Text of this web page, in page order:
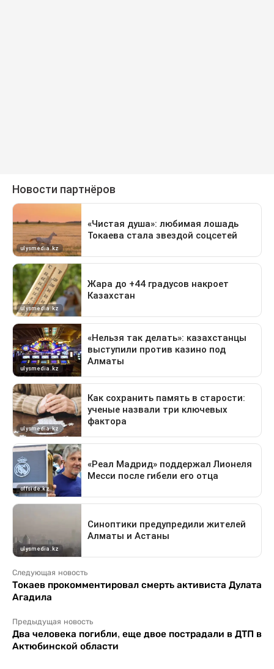
Следующая новость
Токаев прокомментировал смерть активиста Дулата
Агадила
Предыдущая новость
Два человека погибли, еще двое пострадали в ДТП в
Актюбинской области